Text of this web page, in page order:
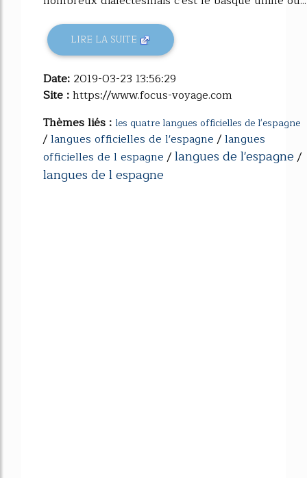
LIRE LA SUITE
Date: 2019-03-23 13:56:29
Site :https://www.focus-voyage.com
Thèmes liés : les quatre langues officielles de l'espagne
/langues officielles de l'espagne/langues
officielles de l espagne/langues de l'espagne/
langues de l espagne